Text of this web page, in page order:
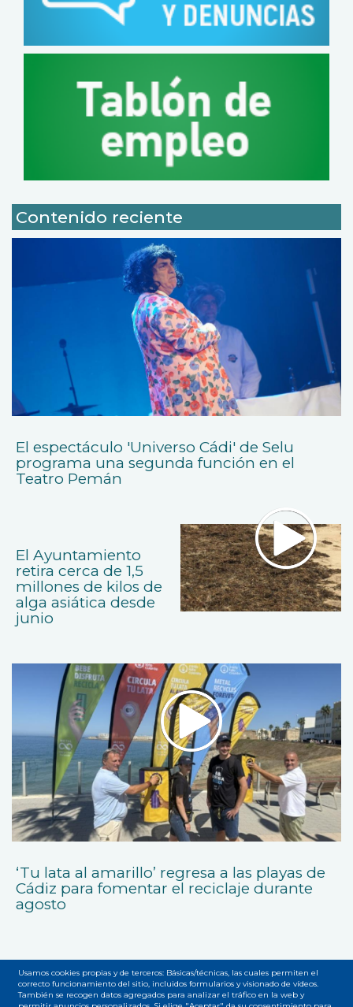
Contenido reciente
El espectáculo 'Universo Cádi' de Selu
programa una segunda función en el
Teatro Pemán
El Ayuntamiento
retira cerca de 1,5
millones de kilos de
alga asiática desde
junio
‘Tu lata al amarillo’ regresa a las playas de
Cádiz para fomentar el reciclaje durante
agosto
Usamos cookies propias y de terceros: Básicas/técnicas, las cuales permiten el
correcto funcionamiento del sitio, incluidos formularios y visionado de vídeos.
También se recogen datos agregados para analizar el tráfico en la web y